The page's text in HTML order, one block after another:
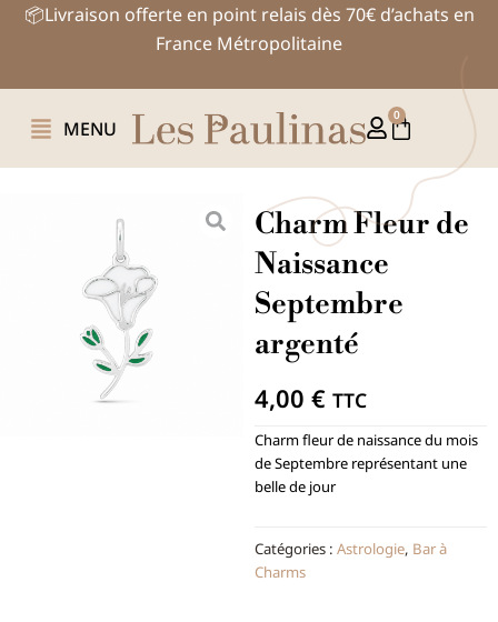
Aller📦Livraison offerte en point relais dès 70€ d’achats en
France Métropolitaine
MENU
0
Panier
Charm Fleur de
Naissance
Septembre
argenté
4,00 € TTC
Charm fleur de naissance du mois
de Septembre représentant une
belle de jour
Catégories : Astrologie, Bar à
Charms